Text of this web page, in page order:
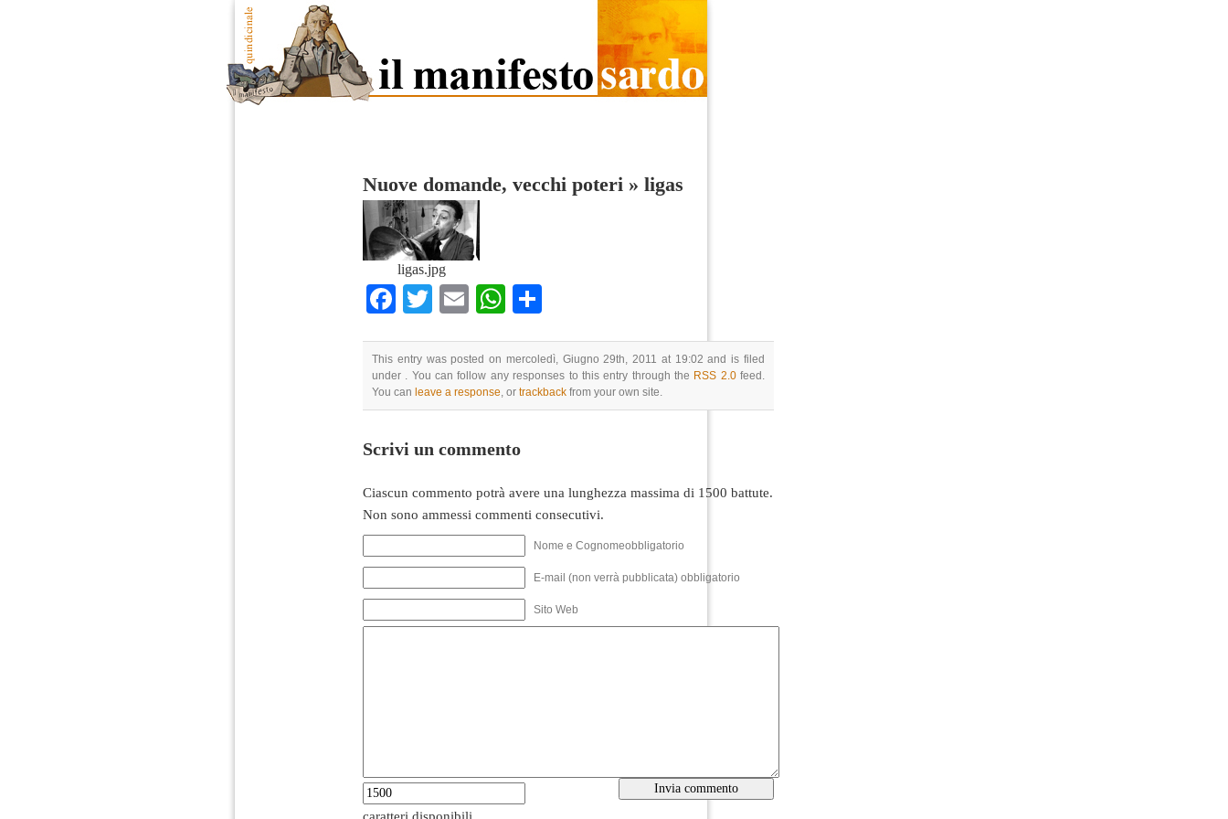
Nuove domande, vecchi poteri » ligas
ligas.jpg
Facebook
TwitterEmailWhatsApp
This entry was posted on mercoledì, Giugno 29th, 2011 at 19:02 and is filed
under . You can follow any responses to this entry through the RSS 2.0feed.
You can leave a response, or trackback from your own site.
Scrivi un commento
Ciascun commento potrà avere una lunghezza massima di 1500 battute.
Non sono ammessi commenti consecutivi.
Nome e Cognomeobbligatorio
E-mail (non verrà pubblicata) obbligatorio
Sito Web